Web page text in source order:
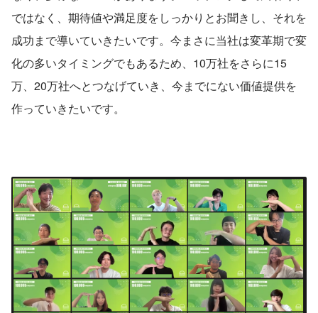
ではなく、期待値や満足度をしっかりとお聞きし、それを
成功まで導いていきたいです。今まさに当社は変革期で変
化の多いタイミングでもあるため、10万社をさらに15
万、20万社へとつなげていき、今までにない価値提供を
作っていきたいです。